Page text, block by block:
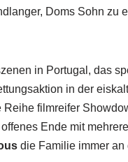
Doms Sohn zu
in Portugal, das
in der
filmreifer
Ende mit
die Familie immer